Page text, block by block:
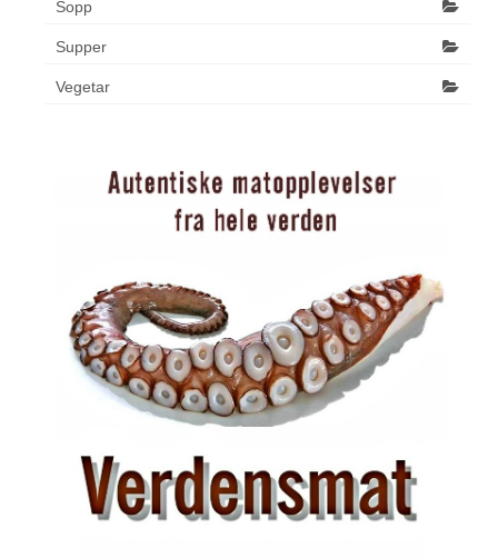
Sopp
Supper
Vegetar